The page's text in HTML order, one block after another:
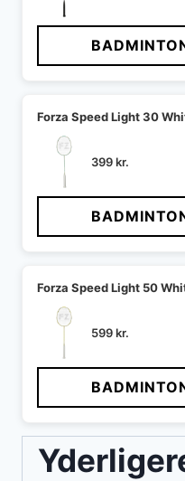
Forza Speed Light 30
399kr.
Forza Speed Light 50
599kr.